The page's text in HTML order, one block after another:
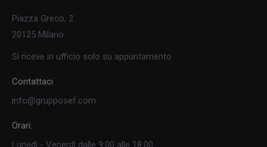
Piazza Greco, 2
20125 Milano
Si riceve in ufficio solo su appuntamento
Contattaci
info@grupposef.com
Orari:
Lunedì - Venerdì dalle 9:00 alle 18:00